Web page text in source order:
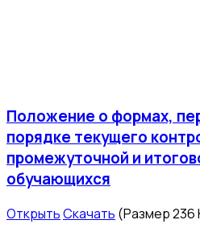
Положение о формах,
порядке текущего
промежуточной и
обучающихся
ОткрытьСкачать (Размер 236